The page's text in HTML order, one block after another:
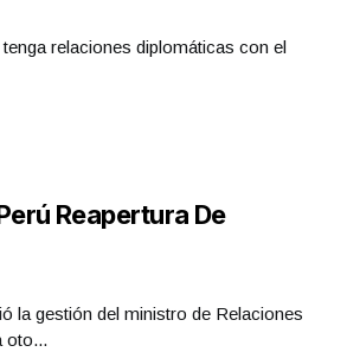
relaciones diplomáticas con el
Reapertura De
la gestión del ministro de Relaciones
oto...
l 15 Visitas